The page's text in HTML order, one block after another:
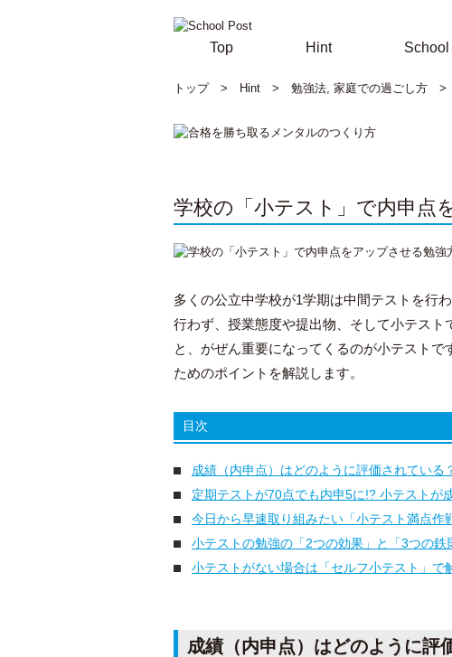
Top Hint School
トップ> Hint > 勉強法, 家庭での過ごし方 >
学校の「小テスト」で内申点
多くの公立中学校が1学期は中間テストを行
行わず、授業態度や提出物、そして小テス
と、がぜん重要になってくるのが小テスト
ためのポイントを解説します。
目次
成績（内申点）はどのように評価されている
定期テストが70点でも内申5に!? 小テストが
今日から早速取り組みたい「小テスト満点作
小テストの勉強の「2つの効果」と「3つの鉄
小テストがない場合は「セルフ小テスト」で
成績（内申点）はどのように評